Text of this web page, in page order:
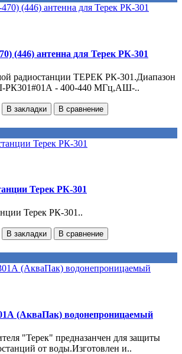
(446) антенна для Терек РК-301
радиостанции ТЕРЕК РК-301.Диапазон
РК301#01А - 400-440 МГц,АШ-..
В закладки
В сравнение
Терек РК-301
Терек РК-301..
В закладки
В сравнение
(АкваПак) водонепроницаемый
"Терек" предназанчен для защиты
от воды.Изготовлен и..